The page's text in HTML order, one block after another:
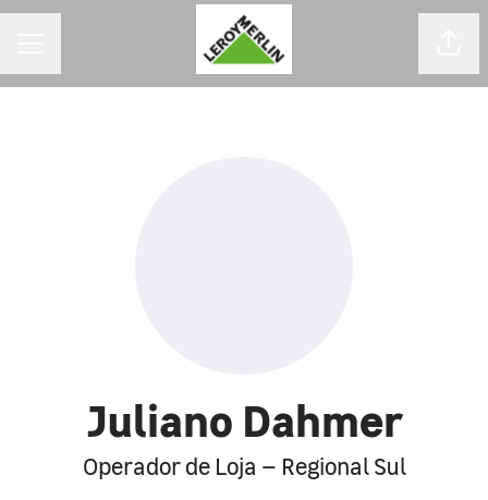
Juliano Dahmer
Operador de Loja – Regional Sul